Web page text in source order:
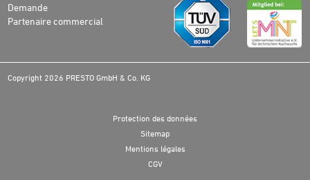
Demande
Partenaire commercial
Copyright 2026 PRESTO GmbH & Co. KG
Protection des données
Sitemap
Mentions légales
CGV